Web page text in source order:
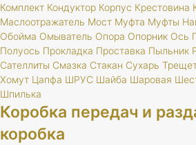
Комплект Кондуктор Корпус Крестовина
Маслоотражатель Мост Муфта Муфты
Обойма Омыватель Опора Опорник Ось
Полуось Прокладка Проставка Пыльник
Сателлиты Смазка Стакан Сухарь
Хомут Цапфа ШРУС Шайба Шаровая
Шпилька
Коробка передач и
коробка